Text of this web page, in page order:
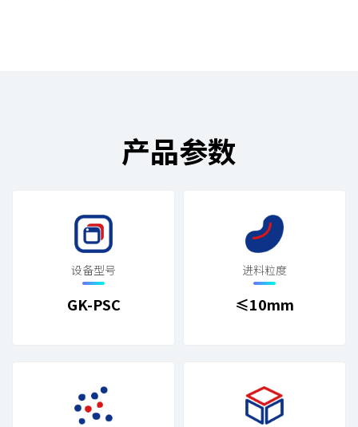
产品参数
设备型号
GK-PSC
进料粒度
≤10mm